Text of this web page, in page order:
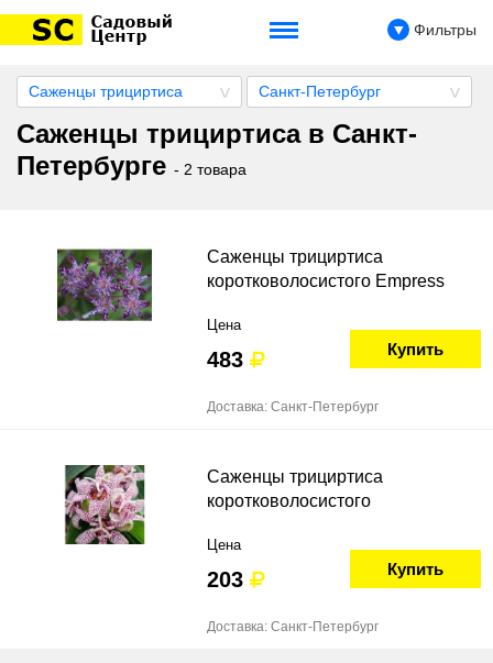
Фильтры
Саженцы трициртиса Санкт-Петербург
Саженцы трициртиса в Санкт-
Петербурге - 2 товара
Саженцы трициртиса
коротковолосистого Empress
Цена
483 Купить
Доставка: Санкт-Петербург
Саженцы трициртиса
коротковолосистого
Цена
203 Купить
Доставка: Санкт-Петербург